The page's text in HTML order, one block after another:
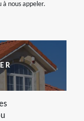
nous appeler.